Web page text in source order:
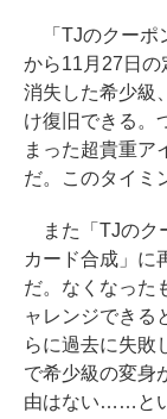
「TJのクーポ
から11月27日の
消失した希少級
け復旧できる。
まった超貴重ア
だ。このタイミ
また「TJのク
カード合成」に
だ。なくなった
ャレンジできる
らに過去に失敗
で希少級の変身
由はない……と